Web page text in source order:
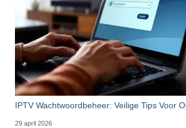
IPTV Wachtwoordbeheer: Veilige Tips Voor
29 april 2026